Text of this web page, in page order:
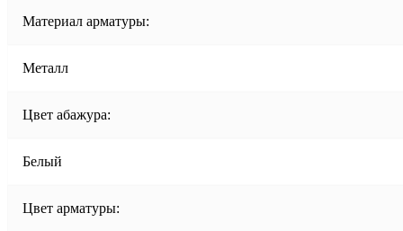
Материал арматуры:
Металл
Цвет абажура:
Белый
Цвет арматуры: